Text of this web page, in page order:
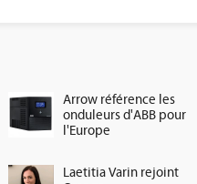
Arrow référence les
onduleurs d'ABB pour
l'Europe
Laetitia Varin rejoint